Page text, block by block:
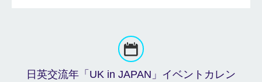
日英交流年「UK in JAPAN」イベントカレン